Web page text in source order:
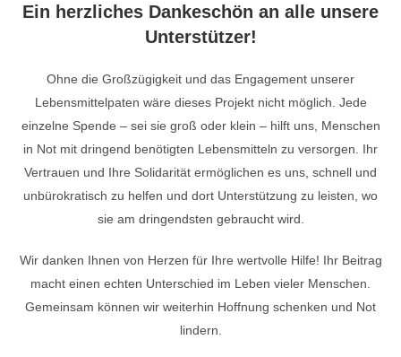
Ein herzliches Dankeschön an alle unsere
Unterstützer!
Ohne die Großzügigkeit und das Engagement unserer
Lebensmittelpaten wäre dieses Projekt nicht möglich. Jede
einzelne Spende – sei sie groß oder klein – hilft uns, Menschen
in Not mit dringend benötigten Lebensmitteln zu versorgen. Ihr
Vertrauen und Ihre Solidarität ermöglichen es uns, schnell und
unbürokratisch zu helfen und dort Unterstützung zu leisten, wo
sie am dringendsten gebraucht wird.
Wir danken Ihnen von Herzen für Ihre wertvolle Hilfe! Ihr Beitrag
macht einen echten Unterschied im Leben vieler Menschen.
Gemeinsam können wir weiterhin Hoffnung schenken und Not
lindern.